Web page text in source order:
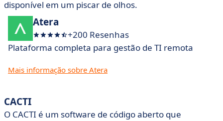
disponível em um piscar de olhos.
Atera
+200 Resenhas
Plataforma completa para gestão de TI remota
Mais informação sobre Atera
CACTI
O CACTI é um software de código aberto que